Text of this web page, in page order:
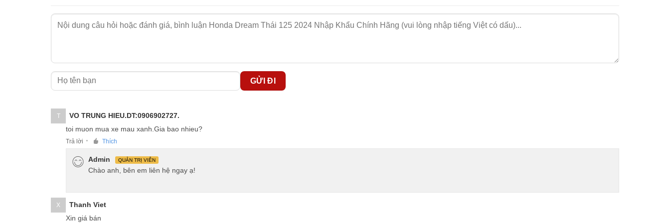
T
VO TRUNG HIEU.DT:0906902727.
toi muon mua xe mau xanh.Gia bao nhieu?
Trả lời ● Thích
Admin QUẢN TRỊ VIÊN
Chào anh, bên em liên hệ ngay ạ!
X
Thanh Viet
Xin giá bán